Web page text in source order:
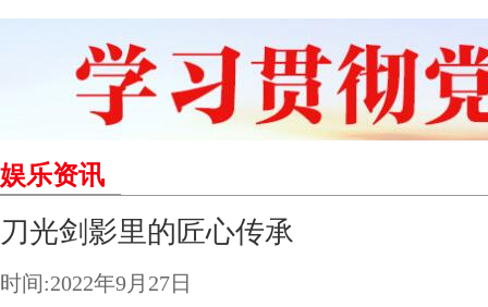
娱乐资讯
刀光剑影里的匠心传承
时间:2022年9月27日